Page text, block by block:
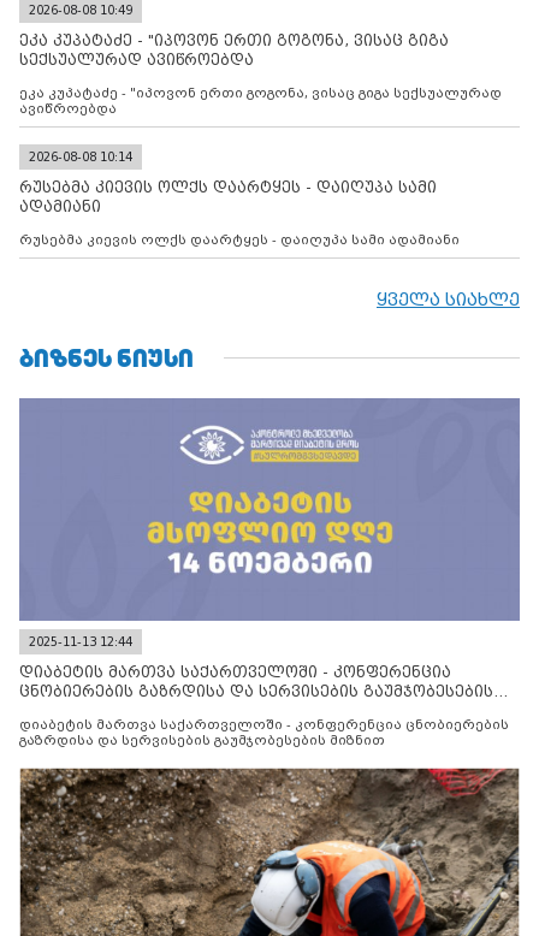
კონტროლს ოკუპირებულ რეგიონებში, აგრძელებს მათი
მილიტარიზაციის პროცესს და აქტიურად დგამს ნაბიჯებს მათი
ფაქტობრივი ანექსიისკენ
2026-08-08 10:49
ეკა კუპატაძე - "იპოვონ ერთი გოგონა, ვისაც გიგა
სექსუალურად ავიწროებდა
ეკა კუპატაძე - "იპოვონ ერთი გოგონა, ვისაც გიგა სექსუალურად
ავიწროებდა
2026-08-08 10:14
რუსებმა კიევის ოლქს დაარტყეს - დაიღუპა სამი
ადამიანი
რუსებმა კიევის ოლქს დაარტყეს - დაიღუპა სამი ადამიანი
ყველა სიახლე
ᲑᲘᲖᲜᲔᲡ ᲜᲘᲣᲡᲘ
2025-11-13 12:44
დიაბეტის მართვა საქართველოში - კონფერენცია
ცნობიერების გაზრდისა და სერვისების გაუმჯობესების
დიაბეტის მართვა საქართველოში - კონფერენცია ცნობიერების
გაზრდისა და სერვისების გაუმჯობესების მიზნით